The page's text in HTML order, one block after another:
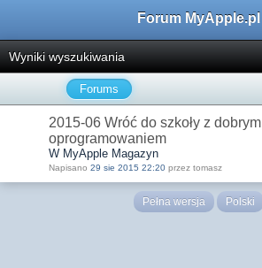
Forum MyApple.pl
Wyniki wyszukiwania
Forums
2015-06 Wróć do szkoły z dobrym
oprogramowaniem
W MyApple Magazyn
Napisano 29 sie 2015 22:20 przez tomasz
Pełna wersja Polski